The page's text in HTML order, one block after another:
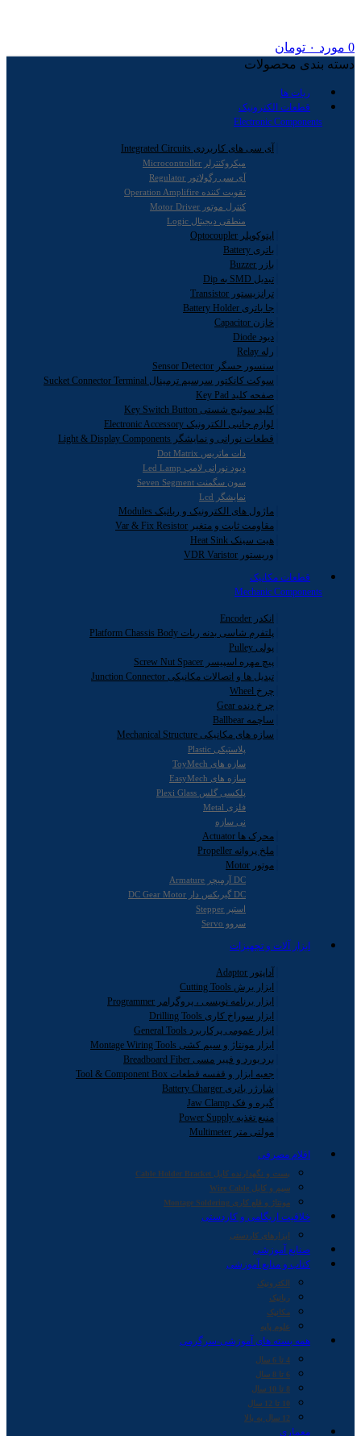
0 مورد ۰ تومان
دسته بندی محصولات
ربات ها
قطعات الکترونیک
Electronic Components
آی سی های کاربردی Integrated Circuits
میکروکنترلر Microcontroller
آی سی رگولاتور Regulator
تقویت کننده Operation Amplifire
کنترل موتور Motor Driver
منطقی دیجیتال Logic
اپتوکوپلر Optocoupler
باتری Battery
بازر Buzzer
تبدیل SMD به Dip
ترانزیستور Transistor
جا باتری Battery Holder
خازن Capacitor
دیود Diode
رله Relay
سنسور حسگر Sensor Detector
سوکت کانکتور سرسیم ترمینال Sucket Connector Terminal
صفحه کلید Key Pad
کلید سوئیچ شستی Key Switch Button
لوازم جانبی الکترونیک Electronic Accessory
قطعات نورانی و نمایشگر Light & Display Components
دات ماتریس Dot Matrix
دیود نورانی لامپ Led Lamp
سون سگمنت Seven Segment
نمایشگر Lcd
ماژول های الکترونیک و رباتیک Modules
مقاومت ثابت و متغیر Var & Fix Resistor
هیت سینک Heat Sink
وریستور VDR Varistor
قطعات مکانیک
Mechanic Components
انکدر Encoder
پلتفرم شاسی بدنه ربات Platform Chassis Body
پولی Pulley
پیچ مهره اسپیسر Screw Nut Spacer
تبدیل ها و اتصالات مکانیکی Junction Connector
چرخ Wheel
چرخ دنده Gear
ساچمه Ballbear
سازه های مکانیکی Mechanical Structure
پلاستیکی Plastic
سازه های ToyMech
سازه های EasyMech
پلکسی گلس Plexi Glass
فلزی Metal
نی سازه
محرک ها Actuator
ملخ پروانه Propeller
موتور Motor
DC آرمیچر Armature
DC گیربکس دار DC Gear Motor
استپر Stepper
سروو Servo
ابزار آلات و تجهیزات
آداپتور Adaptor
ابزار برش Cutting Tools
ابزار برنامه نویسی ، پروگرامر Programmer
ابزار سوراخ کاری Drilling Tools
ابزار عمومی پرکاربرد General Tools
ابزار مونتاژ و سیم کشی Montage Wiring Tools
برد بورد و فیبر مسی Breadboard Fiber
جعبه ابزار و قفسه قطعات Tool & Component Box
شارژر باتری Battery Charger
گیره و فک Jaw Clamp
منبع تغذیه Power Supply
مولتی متر Multimeter
اقلام مصرفی
بست و نگهدارنده کابل Cable Holder Bracket
سیم و کابل Wire Cable
مونتاژ و قلع کاری Montage Soldering
خلاقیت اریگامی و کاردستی
ابزارهای کاردستی
صنایع آموزشی
کتاب و منابع آموزشی
الکترونیک
رباتیک
مکانیک
علوم پایه
همه بسته های آموزشی-سرگرمی
4 تا 6 سال
6 تا 8 سال
8 تا 10 سال
10 تا 12 سال
12 سال به بالا
معماری